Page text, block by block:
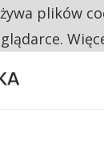
plików